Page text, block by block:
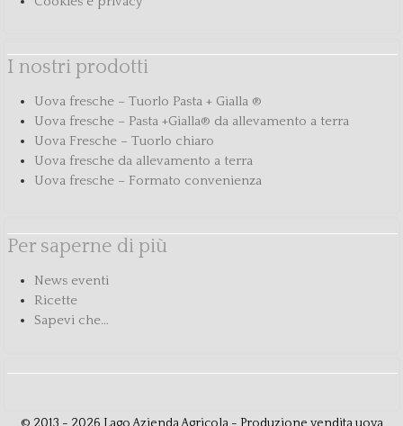
I nostri prodotti
Uova fresche – Tuorlo Pasta + Gialla ®
Uova fresche – Pasta +Gialla® da allevamento a terra
Uova Fresche – Tuorlo chiaro
Uova fresche da allevamento a terra
Uova fresche – Formato convenienza
Per saperne di più
News eventi
Ricette
Sapevi che…
© 2013 - 2026 Lago Azienda Agricola - Produzione vendita uova